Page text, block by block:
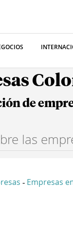
de
- Empresas